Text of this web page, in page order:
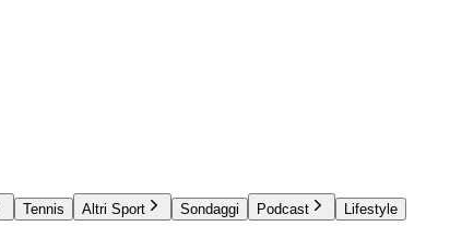
Tennis Altri Sport Sondaggi Podcast
Lifestyle